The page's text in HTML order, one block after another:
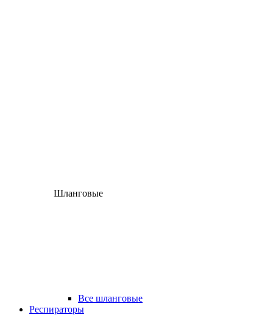
Шланговые
Все шланговые
Респираторы